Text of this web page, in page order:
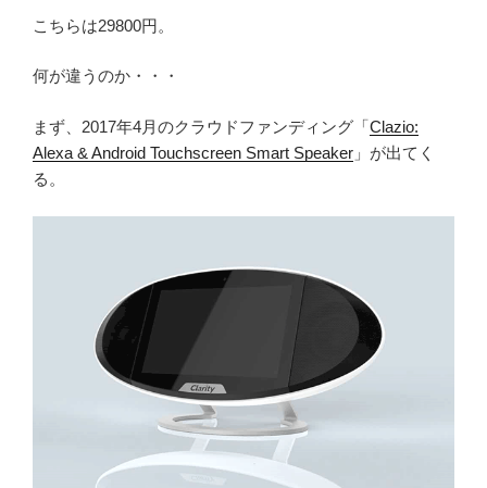
こちらは29800円。
何が違うのか・・・
まず、2017年4月のクラウドファンディング「Clazio:
Alexa & Android Touchscreen Smart Speaker 」が出てく
る。